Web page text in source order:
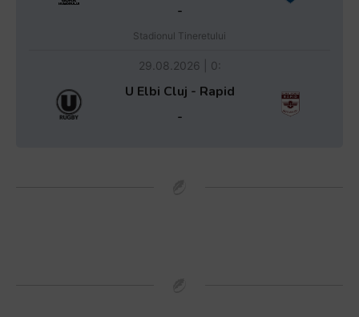
-
Stadionul Tineretului
29.08.2026 | 0:
U Elbi Cluj - Rapid
-